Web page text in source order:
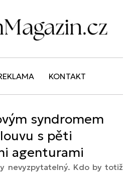
KONTAKT
syndromem
s pěti
agenturami
nevyzpytatelný. Kdo by totiž